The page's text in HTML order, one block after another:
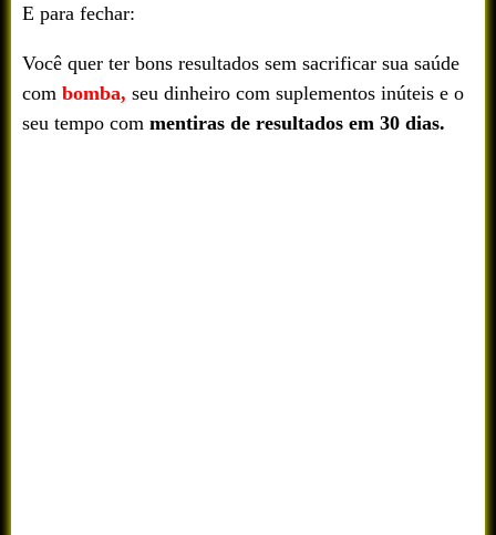
E para fechar:
Você quer ter bons resultados sem sacrificar sua saúde
com bomba, seu dinheiro com suplementos inúteis e o
seu tempo com mentiras de resultados em 30 dias.